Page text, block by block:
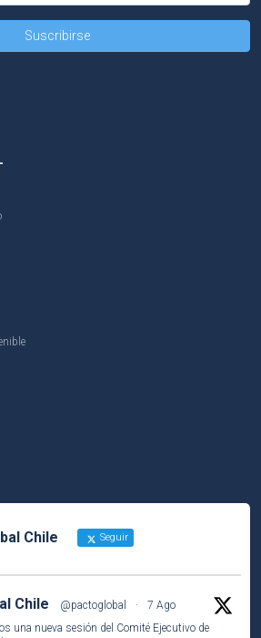
Chile Seguir
Chile @pactoglobal ·
7 Ago
una nueva sesión del Comité Ejecutivo de